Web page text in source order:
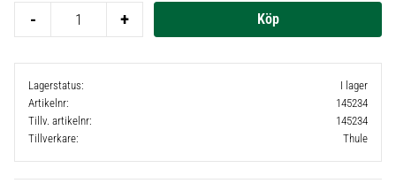
+
-
Lagerstatus
I lager
Artikelnr
145234
Tillv. artikelnr
145234
Tillverkare
Thule